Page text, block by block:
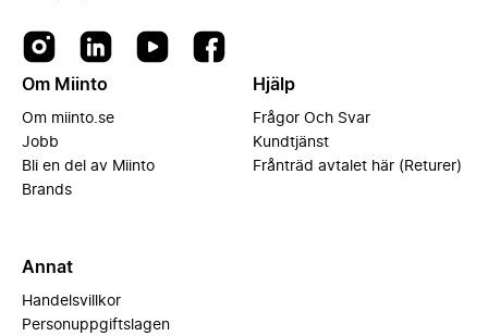
Om Miinto
Om miinto.se
Jobb
Bli en del av Miinto
Brands
Hjälp
Frågor Och Svar
Kundtjänst
Frånträd avtalet här (Returer)
Annat
Handelsvillkor
Personuppgiftslagen